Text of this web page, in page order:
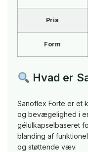
Pris
Form
Hvad er
Sanoflex Forte er et
og bevægelighed i
gélulkapselbaseret
blanding af
og støttende væv.